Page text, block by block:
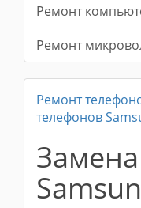
Ремонт
Ремонт
Ремонт
телефонов
Замена